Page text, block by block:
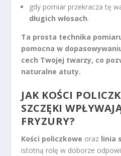
gdy pomiar przekracza tę
długich włosach.
Ta prosta technika
pomocna w
cech Twojej twarzy, co
naturalne atuty.
JAK KOŚCI
SZCZĘKI
FRYZURY?
Kości policzkowe oraz linia
istotną rolę w doborze